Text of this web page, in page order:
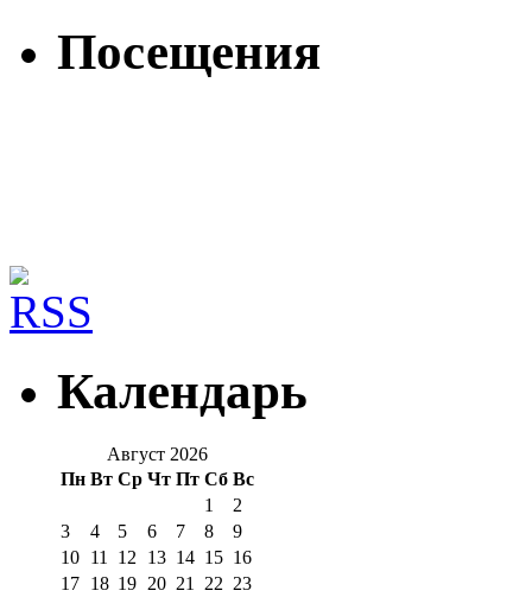
Посещения
Календарь
Август 2026
Пн Вт Ср Чт Пт Сб Вс
1
2
3
4 5 6 7 8
9
10 11 12 13 14 15 16
17 18 19 20 21 22 23